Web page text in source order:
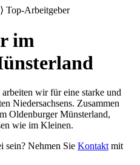
⟩ Top-Arbeitgeber
im
wir für eine starke und
Niedersachsens. Zusammen
Oldenburger Münsterland,
wie im Kleinen.
sein? Nehmen Sie Kontakt mit